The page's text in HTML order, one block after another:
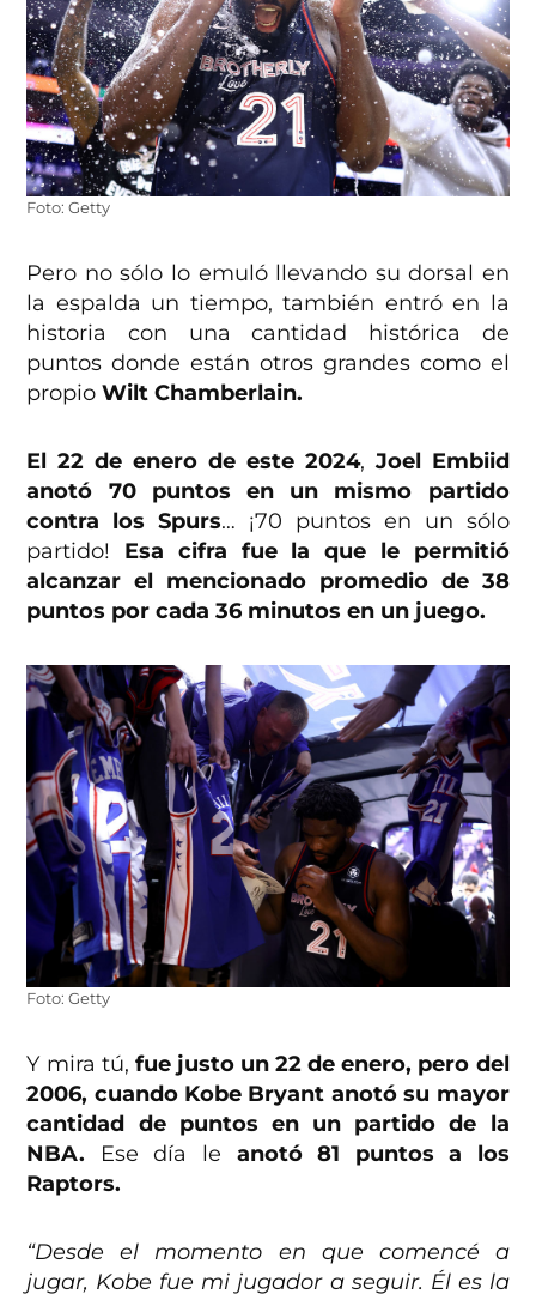
Foto: Getty
Pero no sólo lo emuló llevando su dorsal en
la espalda un tiempo, también entró en la
historia con una cantidad histórica de
puntos donde están otros grandes como el
propioWilt Chamberlain.
El 22 de enero de este 2024, Joel Embiid
anotó 70 puntos en un mismo partido
contra los Spurs… ¡70 puntos en un sólo
partido! Esa cifra fue la que le permitió
alcanzar el mencionado promedio de 38
puntos por cada 36 minutos en un juego.
Foto: Getty
Y mira tú, fue justo un 22 de enero, pero del
2006, cuando Kobe Bryant anotó su mayor
cantidad de puntos en un partido de la
NBA. Ese día le anotó 81 puntos a los
Raptors.
“Desde el momento en que comencé a
jugar, Kobe fue mi jugador a seguir. Él es la